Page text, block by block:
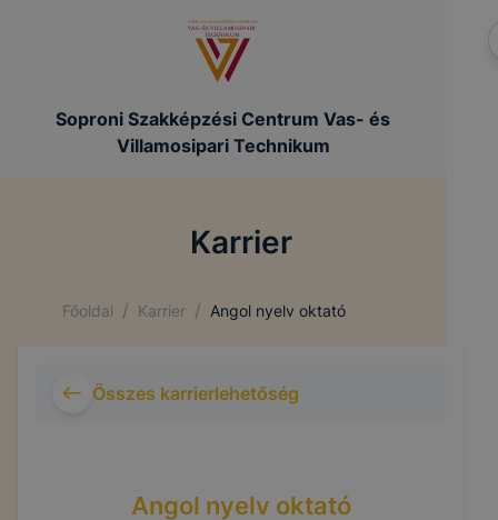
Soproni Szakképzési Centrum Vas- és
Villamosipari Technikum
Karrier
Főoldal / Karrier / Angol nyelv oktató
Összes karrierlehetőség
Angol nyelv oktató